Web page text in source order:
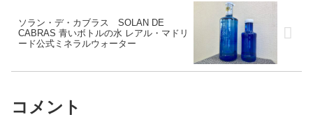
ソラン・デ・カブラス SOLAN DE
CABRAS 青いボトルの水 レアル・マドリ
ード公式ミネラルウォーター
コメント